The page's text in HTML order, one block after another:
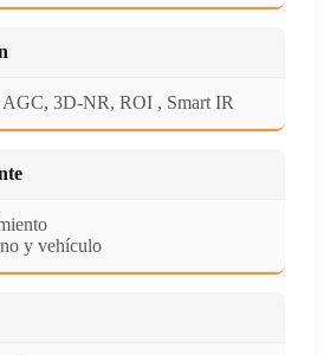
3D-NR, ROI , Smart IR
y vehículo